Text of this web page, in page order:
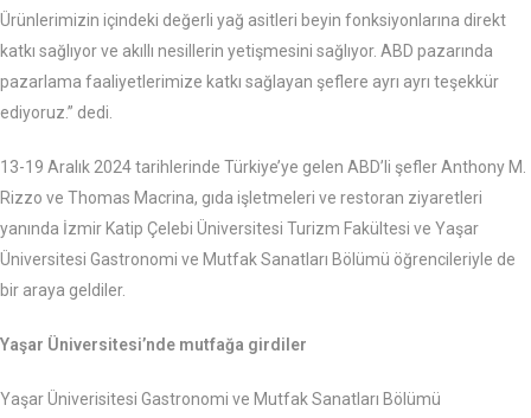
Ürünlerimizin içindeki değerli yağ asitleri beyin fonksiyonlarına direkt
katkı sağlıyor ve akıllı nesillerin yetişmesini sağlıyor. ABD pazarında
pazarlama faaliyetlerimize katkı sağlayan şeflere ayrı ayrı teşekkür
ediyoruz.” dedi.
13-19 Aralık 2024 tarihlerinde Türkiye’ye gelen ABD’li şefler Anthony M.
Rizzo ve Thomas Macrina, gıda işletmeleri ve restoran ziyaretleri
yanında İzmir Katip Çelebi Üniversitesi Turizm Fakültesi ve Yaşar
Üniversitesi Gastronomi ve Mutfak Sanatları Bölümü öğrencileriyle de
bir araya geldiler.
Yaşar Üniversitesi’nde mutfağa girdiler
Yaşar Üniverisitesi Gastronomi ve Mutfak Sanatları Bölümü